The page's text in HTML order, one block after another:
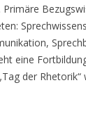
eine
der